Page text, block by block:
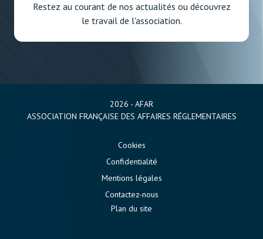
Restez au courant de nos actualités ou découvrez
le travail de l'association.
2026 - AFAR
ASSOCIATION FRANÇAISE DES AFFAIRES RÉGLEMENTAIRES
Cookies
Confidentialité
Mentions légales
Contactez-nous
Plan du site